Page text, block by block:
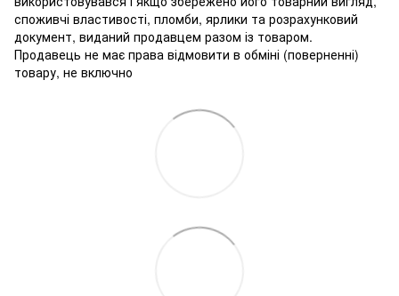
споживчі властивості, пломби, ярлики та розрахунковий
документ, виданий продавцем разом із товаром.
Продавець не має права відмовити в обміні (поверненні)
товару, не включно